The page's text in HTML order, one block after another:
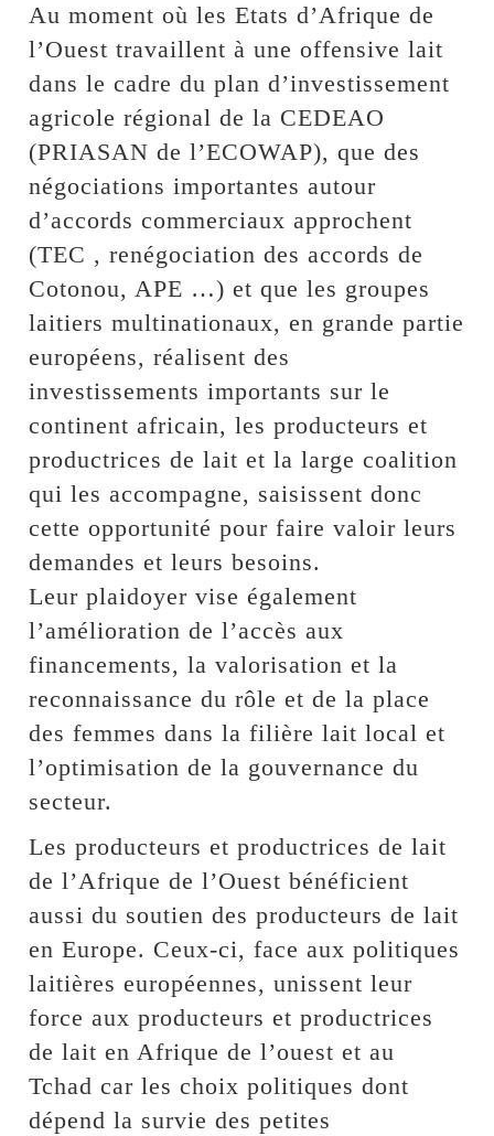
Au moment où les Etats d’Afrique de
l’Ouest travaillent à une offensive lait
dans le cadre du plan d’investissement
agricole régional de la CEDEAO
(PRIASAN de l’ECOWAP), que des
négociations importantes autour
d’accords commerciaux approchent
(TEC , renégociation des accords de
Cotonou, APE …) et que les groupes
laitiers multinationaux, en grande partie
européens, réalisent des
investissements importants sur le
continent africain, les producteurs et
productrices de lait et la large coalition
qui les accompagne, saisissent donc
cette opportunité pour faire valoir leurs
demandes et leurs besoins.
Leur plaidoyer vise également
l’amélioration de l’accès aux
financements, la valorisation et la
reconnaissance du rôle et de la place
des femmes dans la filière lait local et
l’optimisation de la gouvernance du
secteur.
Les producteurs et productrices de lait
de l’Afrique de l’Ouest bénéficient
aussi du soutien des producteurs de lait
en Europe. Ceux-ci, face aux politiques
laitières européennes, unissent leur
force aux producteurs et productrices
de lait en Afrique de l’ouest et au
Tchad car les choix politiques dont
dépend la survie des petites